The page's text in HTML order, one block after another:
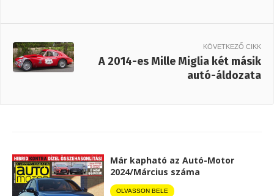
KÖVETKEZŐ CIKK
A 2014-es Mille Miglia két másik
autó-áldozata
Már kapható az Autó-Motor
2024/Március száma
OLVASSON BELE